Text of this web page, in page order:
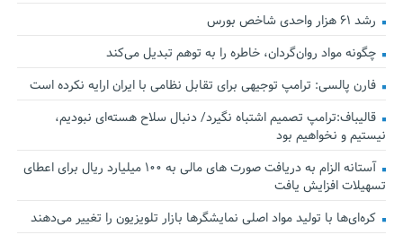
رشد ۶۱ هزار واحدی شاخص بورس
چگونه مواد روان‌گردان، خاطره را به توهم تبدیل می‌کند
فارن پالسی: ترامپ توجیهی برای تقابل نظامی با ایران ارایه نکرده است
قالیباف:ترامپ تصمیم اشتباه نگیرد/ دنبال سلاح هسته‌ای نبودیم،
نیستیم و نخواهیم بود
آستانه الزام به دریافت صورت های مالی به ۱۰۰ میلیارد ریال برای اعطای
تسهیلات افزایش یافت
کره‌ای‌ها با تولید مواد اصلی نمایشگرها بازار تلویزیون را تغییر می‌دهند